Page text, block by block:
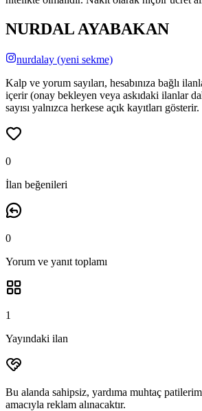
NURDAL AYABAKAN
nurdalay (yeni sekme)
Kalp ve yorum sayıları, hesabınıza bağlı
içerir (onay bekleyen veya askıdaki ilanlar
sayısı yalnızca herkese açık kayıtları gösterir.
0
İlan beğenileri
0
Yorum ve yanıt toplamı
1
Yayındaki ilan
Bu alanda sahipsiz, yardıma muhtaç
amacıyla reklam alınacaktır.